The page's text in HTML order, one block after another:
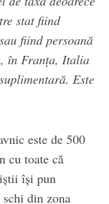
stat fiind
fiind persoană
în Franța, Italia
Este
este de 500
cu toate că
își pun
din zona